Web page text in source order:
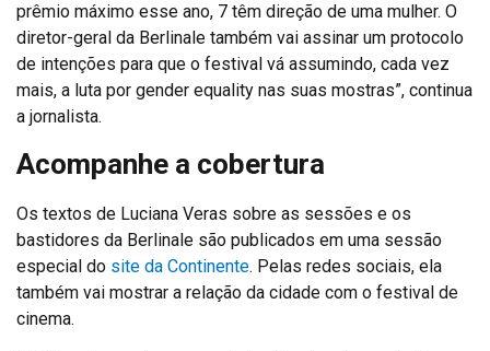
prêmio máximo esse ano, 7 têm direção de uma mulher. O
diretor-geral da Berlinale também vai assinar um protocolo
de intenções para que o festival vá assumindo, cada vez
mais, a luta por gender equality nas suas mostras”, continua
a jornalista.
Acompanhe a cobertura
Os textos de Luciana Veras sobre as sessões e os
bastidores da Berlinale são publicados em uma sessão
especial do site da Continente. Pelas redes sociais, ela
também vai mostrar a relação da cidade com o festival de
cinema.